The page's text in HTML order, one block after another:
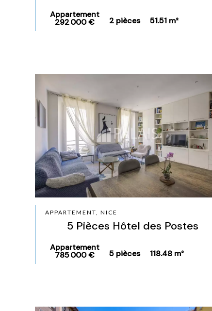
Appartement
292 000 € 2 pièces 51.51 m²
APPARTEMENT, NICE
5 Pièces Hôtel des Postes
Appartement
785 000 € 5 pièces 118.48 m²